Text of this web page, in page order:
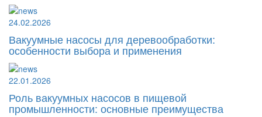
24.02.2026
Вакуумные насосы для деревообработки:
особенности выбора и применения
22.01.2026
Роль вакуумных насосов в пищевой
промышленности: основные преимущества